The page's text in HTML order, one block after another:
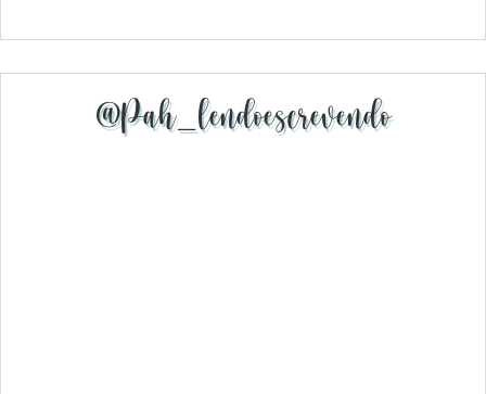
@pah_lendoescrevendo